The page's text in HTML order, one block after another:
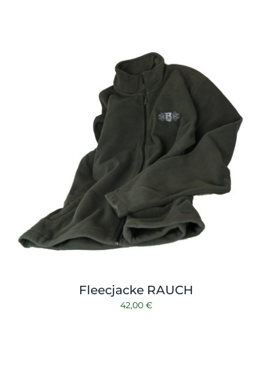
Fleecjacke RAUCH
42,00 €